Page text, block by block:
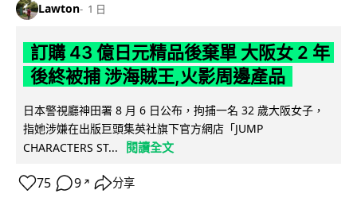
Lawton 1 日
訂購 43 億日元精品後棄單 大阪女 2 年
後終被捕 涉海賊王,火影周邊產品
日本警視廳神田署 8 月 6 日公布，拘捕一名 32 歲大阪女子，
指她涉嫌在出版巨頭集英社旗下官方網店「JUMP
CHARACTERS ST...
閱讀全文
75 9 ↗ 分享